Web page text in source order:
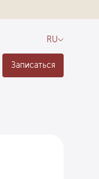
RU
Записаться